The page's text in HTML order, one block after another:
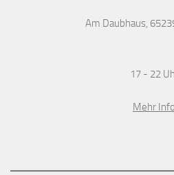
Am Daubhaus,
17 - 22
Mehr Info